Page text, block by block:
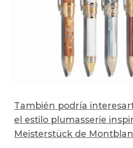
También podría
el estilo plumasserie
Meisterstück de